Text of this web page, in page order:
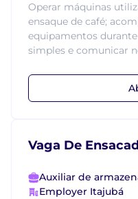
Operar máquinas
ensaque de café;
equipamentos
simples e comunicar
Vaga De
Auxiliar de
Employer Itajubá